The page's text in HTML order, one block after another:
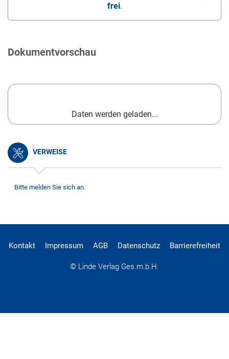
frei.
Dokumentvorschau
Daten werden geladen...
VERWEISE
Bitte melden Sie sich an.
© Linde Verlag Ges.m.b.H.
Kontakt Impressum AGB Datenschutz Barrierefreiheit